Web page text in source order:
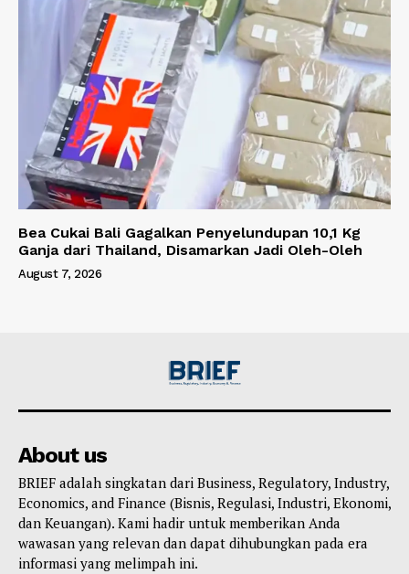
Bea Cukai Bali Gagalkan Penyelundupan 10,1 Kg
Ganja dari Thailand, Disamarkan Jadi Oleh-Oleh
August 7, 2026
About us
BRIEF adalah singkatan dari Business, Regulatory, Industry,
Economics, and Finance (Bisnis, Regulasi, Industri, Ekonomi,
dan Keuangan). Kami hadir untuk memberikan Anda
wawasan yang relevan dan dapat dihubungkan pada era
informasi yang melimpah ini.